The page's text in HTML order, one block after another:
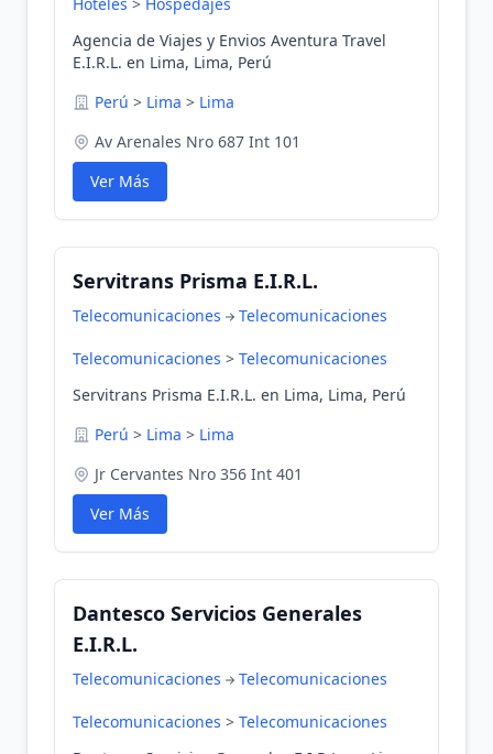
Agencia de Viajes y Envios Aventura Travel
E.I.R.L. en Lima, Lima, Perú
Perú > Lima > Lima
Av Arenales Nro 687 Int 101
Ver Más
Servitrans Prisma E.I.R.L.
Telecomunicaciones Telecomunicaciones
Telecomunicaciones > Telecomunicaciones
Servitrans Prisma E.I.R.L. en Lima, Lima, Perú
Perú > Lima > Lima
Jr Cervantes Nro 356 Int 401
Ver Más
Dantesco Servicios Generales
E.I.R.L.
Telecomunicaciones Telecomunicaciones
Telecomunicaciones > Telecomunicaciones